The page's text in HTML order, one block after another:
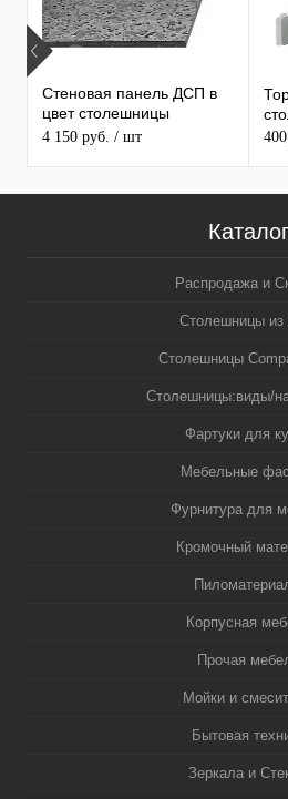
Стеновая панель ДСП в
цвет столешницы
MAERSS
4 150 руб. / шт
Каталог
Распродажа и
Столешницы
Столешницы
Столешницы:виды/
Фартуки для
Мебельные
Фурнитура для
Кромочный
Корпусная
Прочая
Мойки и
Бытовая
Зеркала и